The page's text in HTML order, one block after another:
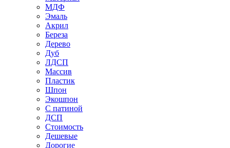
МДФ
Эмаль
Акрил
Береза
Дерево
Дуб
ЛДСП
Массив
Пластик
Шпон
Экошпон
С патиной
ДСП
Стоимость
Дешевые
Дорогие